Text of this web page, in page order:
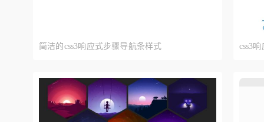
简洁的css3响应式步骤导航条样式 css3